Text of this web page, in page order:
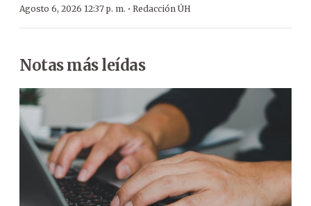
Agosto 6, 2026 12:37 p. m. · Redacción ÚH
Notas más leídas